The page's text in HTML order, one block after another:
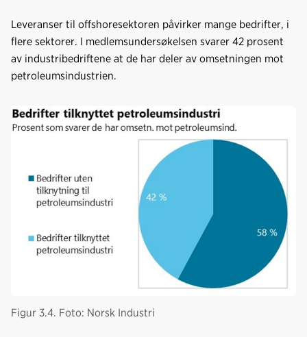
Leveranser til offshoresektoren påvirker mange bedrifter, i
flere sektorer. I medlemsundersøkelsen svarer 42 prosent
av industribedriftene at de har deler av omsetningen mot
petroleumsindustrien.
Figur 3.4. Foto: Norsk Industri